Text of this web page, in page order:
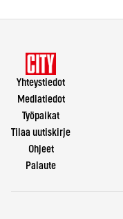
Yhteystiedot
Mediatiedot
Työpaikat
Tilaa uutiskirje
Ohjeet
Palaute